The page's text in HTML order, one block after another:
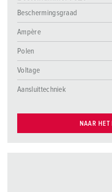
Beschermingsgraad
Ampère
Polen
Voltage
Aansluittechniek
NAAR HET